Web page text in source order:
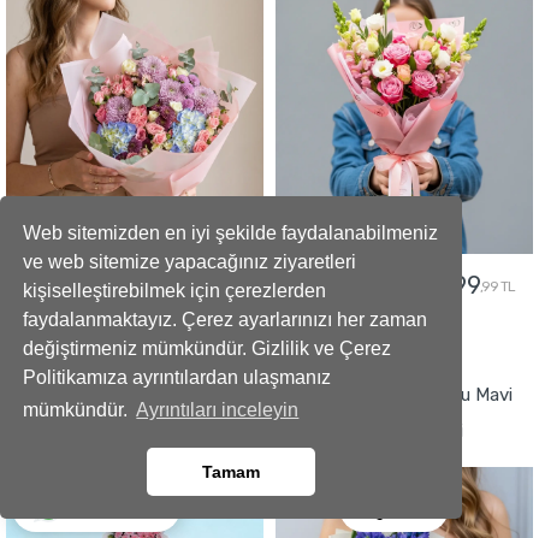
Web sitemizden en iyi şekilde faydalanabilmeniz
ve web sitemize yapacağınız ziyaretleri
kişiselleştirebilmek için çerezlerden
faydalanmaktayız. Çerez ayarlarınızı her zaman
değiştirmeniz mümkündür. Gizlilik ve Çerez
Politikamıza ayrıntılardan ulaşmanız
mümkündür. Ayrıntıları inceleyin
Tamam
5799,99 TL 5299,99 TL
GÖNDER
2799 2499,99 TL
GÖNDER
Büyüleyici Anlar Açılış Çelengi
İmza Tasarımlı Kokulu Mavi
Sümbül Buketi